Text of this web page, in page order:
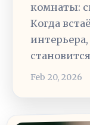
комнаты:
Когда
Feb 20, 2026